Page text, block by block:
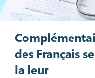
des Français
la leur